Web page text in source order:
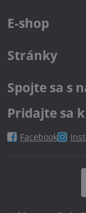
E-shop
Stránky
Spojte sa s
Pridajte sa
Facebook